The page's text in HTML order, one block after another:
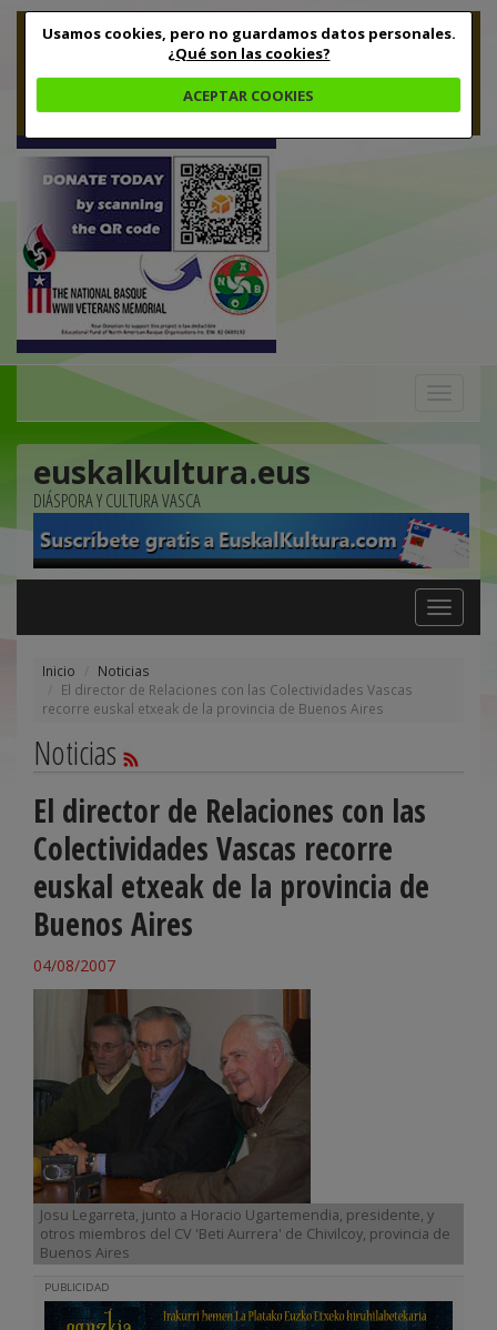
Usamos cookies, pero no guardamos datos personales.
¿Qué son las cookies?
ACEPTAR COOKIES
euskalkultura.eus
DIÁSPORA Y CULTURA VASCA
Toggle
navigation
Inicio
Noticias
El director de Relaciones con las Colectividades Vascas
recorre euskal etxeak de la provincia de Buenos Aires
Noticias
El director de Relaciones con las
Colectividades Vascas recorre
euskal etxeak de la provincia de
Buenos Aires
04/08/2007
Josu Legarreta, junto a Horacio Ugartemendia, presidente, y
otros miembros del CV 'Beti Aurrera' de Chivilcoy, provincia de
Buenos Aires
PUBLICIDAD